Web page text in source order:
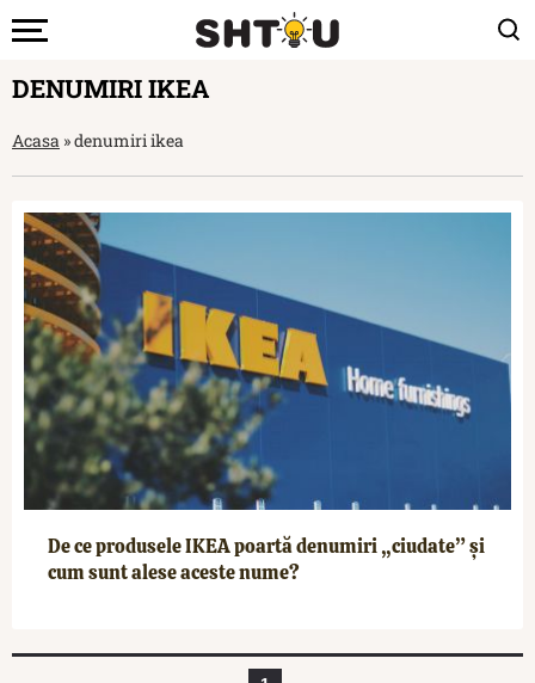
DENUMIRI IKEA
Acasa »denumiri ikea
De ce produsele IKEA poartă denumiri „ciudate” și
cum sunt alese aceste nume?